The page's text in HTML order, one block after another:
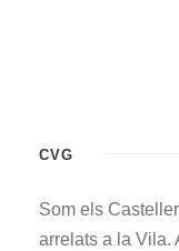
CVG
Som els
arrelats a la Vila.